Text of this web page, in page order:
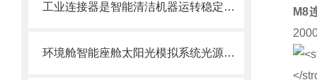
工业连接器是智能清洁机器运转稳定性的关键
环境舱智能座舱太阳光模拟系统光源模拟器
M8